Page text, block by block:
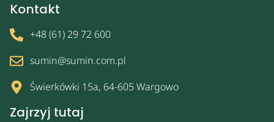
Zajrzyj tutaj
Kontakt
+48 (61) 29 72 600
sumin@sumin.com.pl
Świerkówki 15a, 64-605 Wargowo